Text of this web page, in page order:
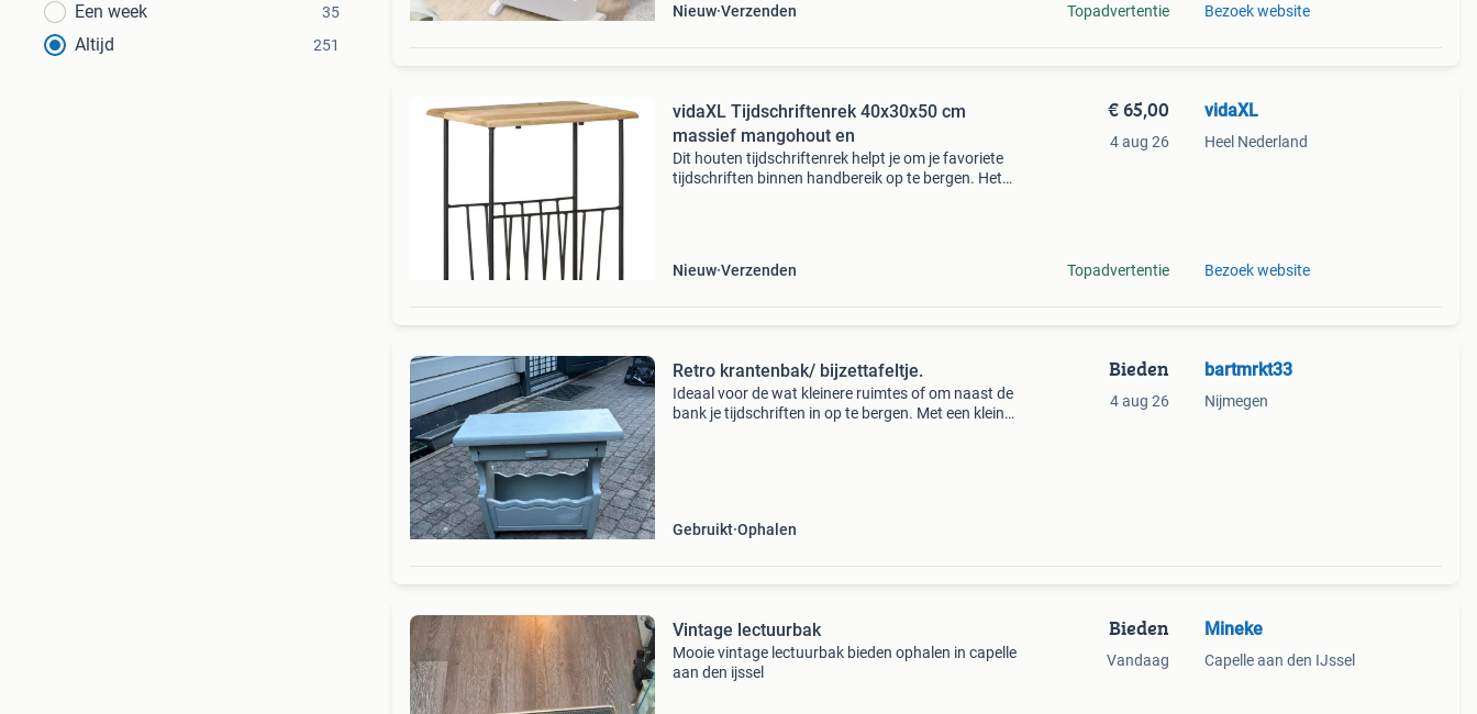
Een week 35
Altijd 251
Nieuw Verzenden Topadvertentie Bezoek website
vidaXL Tijdschriftenrek 40x30x50 cm
massief mangohout en
Dit houten tijdschriftenrek helpt je om je favoriete
tijdschriften binnen handbereik op te bergen. Het
Nieuw Verzenden
€ 65,00
4 aug 26
Topadvertentie
vidaXL
Heel Nederland
Bezoek website
Retro krantenbak/ bijzettafeltje.
Ideaal voor de wat kleinere ruimtes of om naast de
bank je tijdschriften in op te bergen. Met een klein
Gebruikt Ophalen
Bieden
4 aug 26
bartmrkt33
Nijmegen
Vintage lectuurbak
Mooie vintage lectuurbak bieden ophalen in capelle
aan den ijssel
Bieden
Vandaag
Mineke
Capelle aan den IJssel